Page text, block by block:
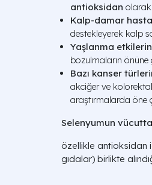
antioksidan olarak
Kalp-damar
destekleyerek kalp
Yaşlanma
bozulmaların önüne
Bazı kanser
akciğer ve
araştırmalarda öne
Selenyumun
özellikle antioksidan
gıdalar) birlikte